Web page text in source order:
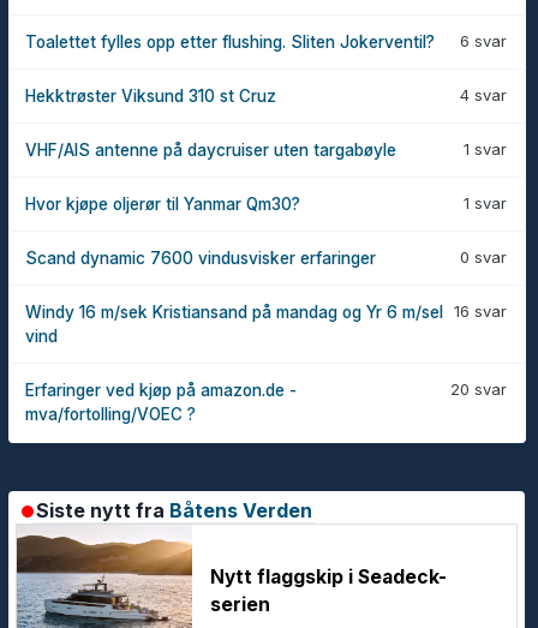
6 svar
Toalettet fylles opp etter flushing. Sliten Jokerventil?
4 svar
Hekktrøster Viksund 310 st Cruz
1 svar
VHF/AIS antenne på daycruiser uten targabøyle
1 svar
Hvor kjøpe oljerør til Yanmar Qm30?
0 svar
Scand dynamic 7600 vindusvisker erfaringer
16 svar
Windy 16 m/sek Kristiansand på mandag og Yr 6 m/sel
vind
20 svar
Erfaringer ved kjøp på amazon.de -
mva/fortolling/VOEC ?
Siste nytt fra Båtens Verden
Nytt flaggskip i Seadeck-
serien